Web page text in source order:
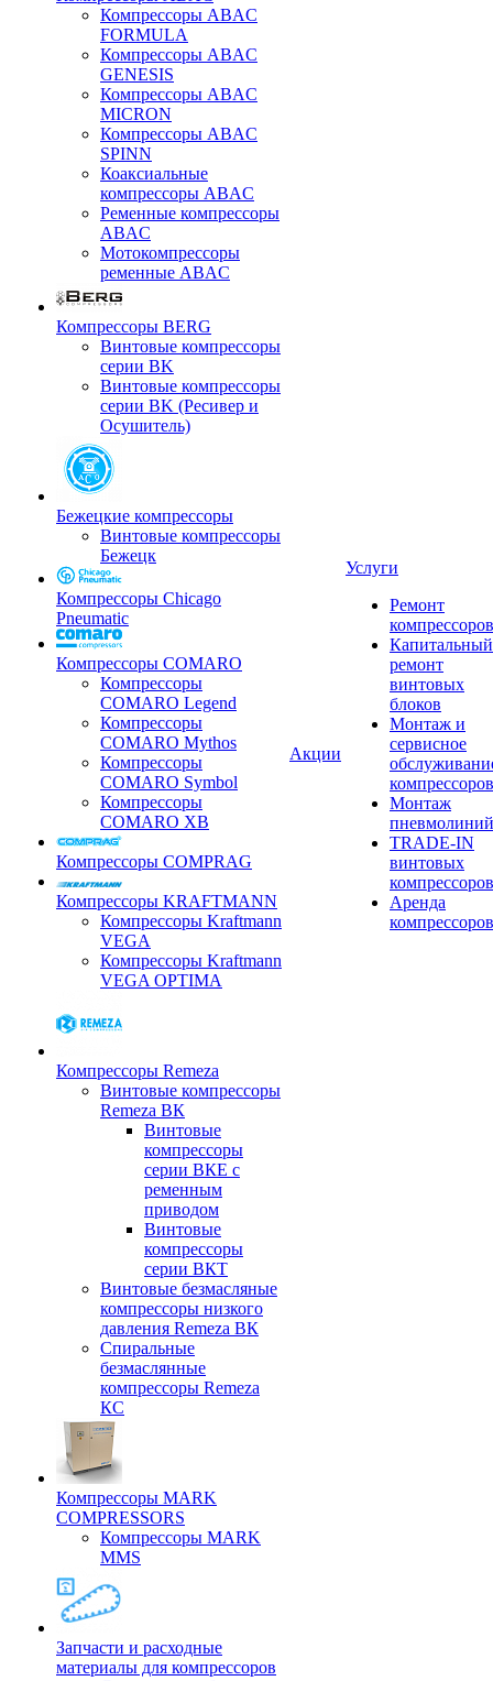
Компрессоры ABAC
FORMULA
Компрессоры ABAC
GENESIS
Компрессоры ABAC
MICRON
Компрессоры ABAC
SPINN
Коаксиальные
компрессоры ABAC
Ременные компрессоры
ABAC
Мотокомпрессоры
ременные ABAC
Компрессоры BERG
Винтовые компрессоры
серии BK
Винтовые компрессоры
серии BK (Ресивер и
Осушитель)
Бежецкие компрессоры
Винтовые компрессоры
Бежецк
Компрессоры Chicago
Pneumatic
Компрессоры COMARO
Компрессоры
COMARO Legend
Компрессоры
COMARO Mythos
Компрессоры
COMARO Symbol
Компрессоры
COMARO XB
Компрессоры COMPRAG
Компрессоры KRAFTMANN
Компрессоры Kraftmann
VEGA
Компрессоры Kraftmann
VEGA OPTIMA
Компрессоры Remeza
Винтовые компрессоры
Remeza ВК
Винтовые
компрессоры
серии ВКЕ с
ременным
приводом
Винтовые
компрессоры
серии ВКТ
Винтовые безмасляные
компрессоры низкого
давления Remeza ВК
Спиральные
безмаслянные
компрессоры Remeza
КС
Компрессоры MARK
COMPRESSORS
Компрессоры MARK
MMS
Запчасти и расходные
материалы для компрессоров
Акции
Услуги
Ремонт
компрессоров
Капитальный
ремонт
винтовых
блоков
Монтаж и
сервисное
компрессоров
Монтаж
пневмолиний
TRADE-IN
винтовых
компрессоров
Аренда
компрессоров